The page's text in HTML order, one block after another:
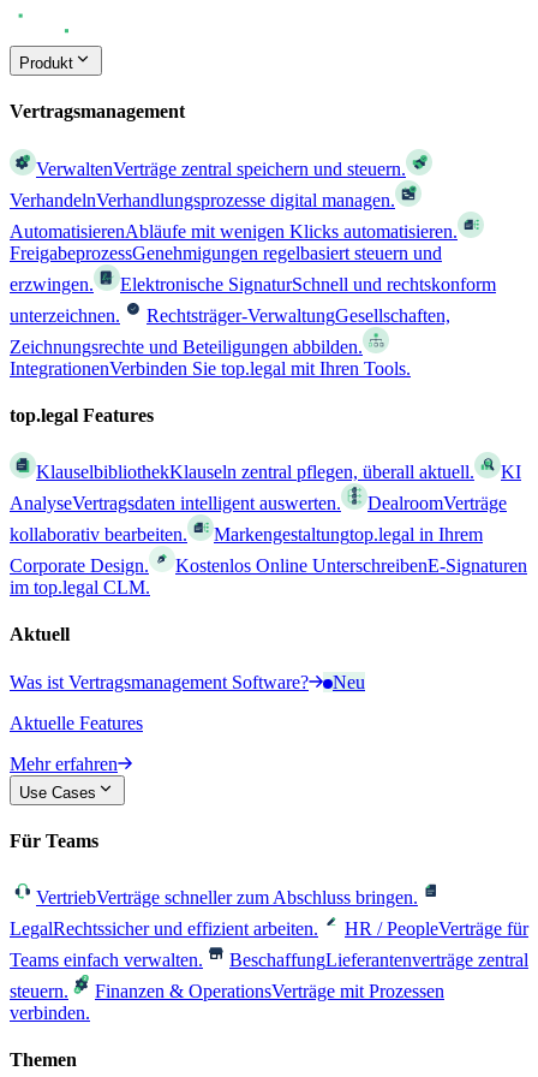
Produkt
Vertragsmanagement
VerwaltenVerträge zentral speichern und steuern.
VerhandelnVerhandlungsprozesse digital managen.
AutomatisierenAbläufe mit wenigen Klicks automatisieren.
FreigabeprozessGenehmigungen regelbasiert steuern und
erzwingen.
Elektronische SignaturSchnell und rechtskonform
unterzeichnen.
Rechtsträger-VerwaltungGesellschaften,
Zeichnungsrechte und Beteiligungen abbilden.
IntegrationenVerbinden Sie top.legal mit Ihren Tools.
top.legal Features
KlauselbibliothekKlauseln zentral pflegen, überall aktuell.
KI
AnalyseVertragsdaten intelligent auswerten. DealroomVerträge
kollaborativ bearbeiten.
Markengestaltungtop.legal in Ihrem
Corporate Design.
Kostenlos Online UnterschreibenE-Signaturen
im top.legal CLM.
Aktuell
Was ist Vertragsmanagement Software?
Neu
Aktuelle Features
Mehr erfahren
Use Cases
Für Teams
VertriebVerträge schneller zum Abschluss bringen.
LegalRechtssicher und effizient arbeiten. HR / PeopleVerträge für
Teams einfach verwalten.
BeschaffungLieferantenverträge zentral
steuern.
Finanzen & OperationsVerträge mit Prozessen
verbinden.
Themen